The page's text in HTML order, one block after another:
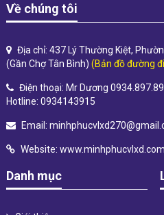
Về chúng tôi
Địa chỉ: 437 Lý Thường Kiệt,
(Gần Chợ Tân Bình) (Bản đồ đường
Điện thoại: Mr Dương
Hotline: 0934143915
Email:
Website: www.minhphucvlxd.com
Danh mục